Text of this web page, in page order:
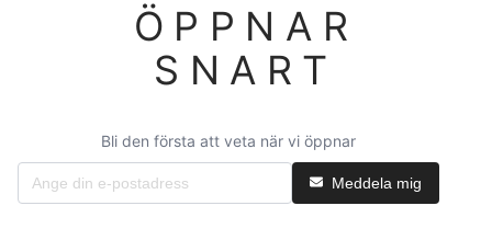
ÖPPNAR
SNART
Bli den första att veta när vi öppnar
Meddela mig